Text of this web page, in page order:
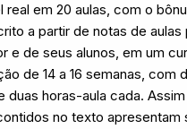
real em 20 aulas, com o
a partir de notas de aulas
e de seus alunos, em um
de 14 a 16 semanas, com
duas horas-aula cada.
no texto apresentam